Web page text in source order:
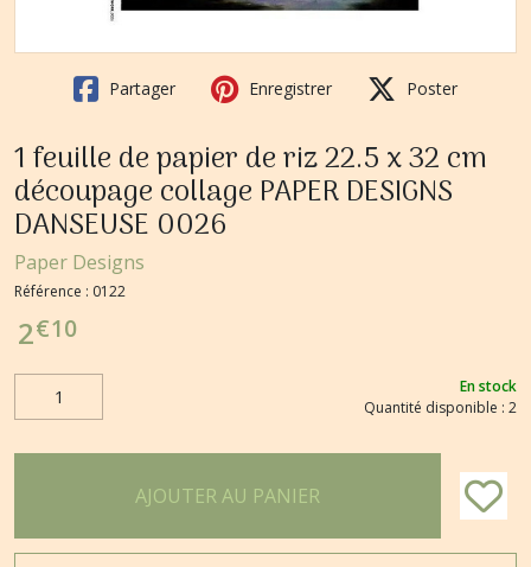
Partager Enregistrer Poster
1 feuille de papier de riz 22.5 x 32 cm
découpage collage PAPER DESIGNS
DANSEUSE 0026
Paper Designs
Référence : 0122
2€10
En stock
Quantité disponible : 2
AJOUTER AU PANIER